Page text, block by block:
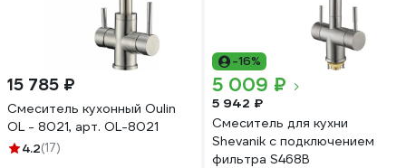
15 785 ₽
Смеситель кухонный Oulin
OL - 8021, арт. OL-8021
4.2(17)
-16%
5 009 ₽
5 942 ₽
Смеситель для кухни
Shevanik с подключением
фильтра S468B